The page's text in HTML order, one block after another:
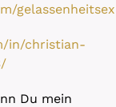
in/christian-
Du mein